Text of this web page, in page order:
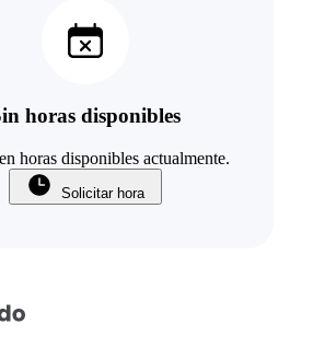
horas disponibles
horas disponibles actualmente.
Solicitar hora